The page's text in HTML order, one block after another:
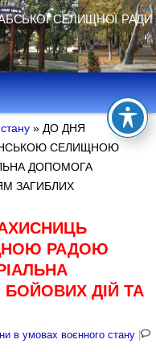
селищної ради
» ДО ДНЯ
СЕЛИЩНОЮ
ДОПОМОГА
ЗАГИБЛИХ
РАДОЮ
ДІЙ ТА
в умовах воєнного стану |